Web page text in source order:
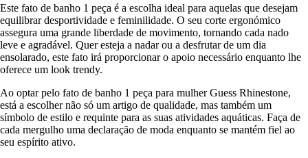
Este fato de banho 1 peça é a escolha ideal para aquelas que desejam
equilibrar desportividade e feminilidade. O seu corte ergonómico
assegura uma grande liberdade de movimento, tornando cada nado
leve e agradável. Quer esteja a nadar ou a desfrutar de um dia
ensolarado, este fato irá proporcionar o apoio necessário enquanto lhe
oferece um look trendy.
Ao optar pelo fato de banho 1 peça para mulher Guess Rhinestone,
está a escolher não só um artigo de qualidade, mas também um
símbolo de estilo e requinte para as suas atividades aquáticas. Faça de
cada mergulho uma declaração de moda enquanto se mantém fiel ao
seu espírito ativo.